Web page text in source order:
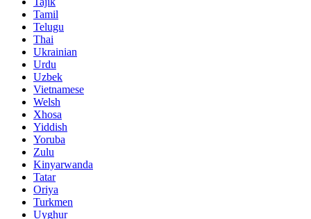
Tamil
Telugu
Thai
Ukrainian
Urdu
Uzbek
Vietnamese
Welsh
Xhosa
Yiddish
Yoruba
Zulu
Kinyarwanda
Tatar
Oriya
Turkmen
Uyghur